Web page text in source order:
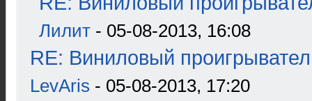
Лилит - 05-08-2013, 16:08
RE: Виниловый
LevAris - 05-08-2013, 17:20